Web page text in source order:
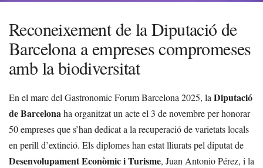
Reconeixement de la Diputació de
Barcelona a empreses compromeses
amb la biodiversitat
En el marc del Gastronomic Forum Barcelona 2025, la Diputació
de Barcelonaha organitzat un acte el 3 de novembre per honorar
50 empreses que s’han dedicat a la recuperació de varietats locals
en perill d’extinció. Els diplomes han estat lliurats pel diputat de
Desenvolupament Econòmic i Turisme, Juan Antonio Pérez, i la